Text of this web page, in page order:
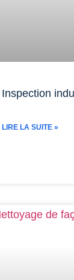
Inspection
LIRE LA SUITE »